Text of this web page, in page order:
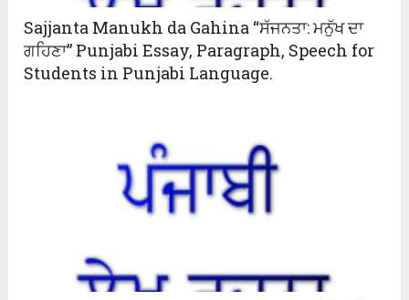
Sajjanta Manukh da Gahina “ਸੱਜਨਤਾ: ਮਨੁੱਖ ਦਾ
ਗਹਿਣਾ” Punjabi Essay, Paragraph, Speech for
Students in Punjabi Language.